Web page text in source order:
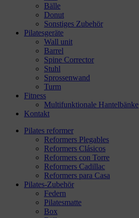
Bälle
Donut
Sonstiges Zubehör
Pilatesgeräte
Wall unit
Barrel
Spine Corrector
Stuhl
Sprossenwand
Turm
Fitness
Multifunktionale Hantelbänke
Kontakt
Pilates reformer
Reformers Plegables
Reformers Clásicos
Reformers con Torre
Reformers Cadillac
Reformers para Casa
Pilates-Zubehör
Federn
Pilatesmatte
Box